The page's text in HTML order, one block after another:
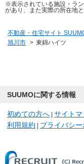
※表示されている施設・ラ
があり、また実際の所在地
不動産・住宅サイト
旭川市 > 東錦ハイツ
SUUMOに関する情報
初めての方へ サイトマ
利用規約
プライバシ